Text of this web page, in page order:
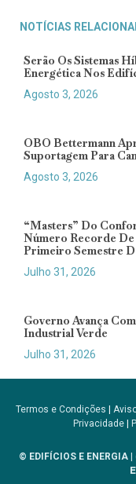
NOTÍCIAS
Serão Os Sistemas
Energética Nos
Agosto 3, 2026
OBO Bettermann
Suportagem Para
Agosto 3, 2026
“Masters” Do
Número Recorde
Primeiro Semestre
Julho 31, 2026
Governo Avança
Industrial Verde
Julho 31, 2026
Termos e Condições
Privacidade|
© EDIFÍCIOS E ENERGIA